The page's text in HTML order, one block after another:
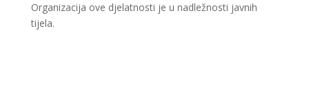
Organizacija ove djelatnosti je u nadležnosti javnih
tijela.